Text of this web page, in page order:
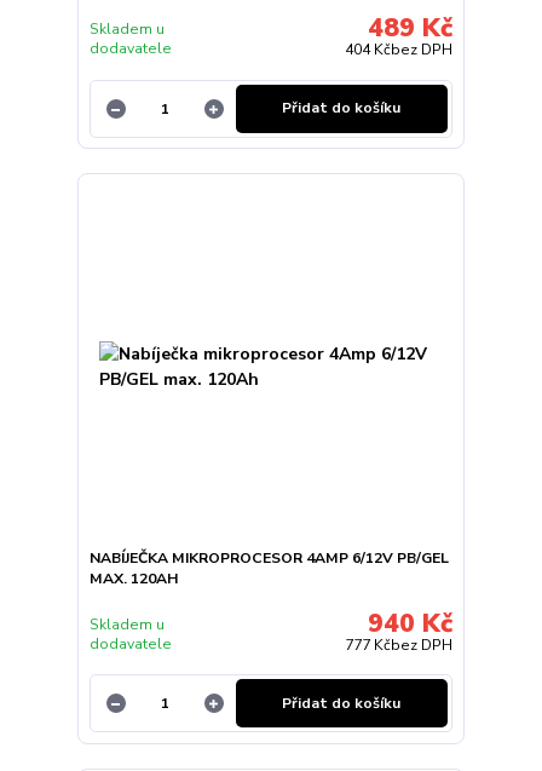
489 Kč
404 Kčbez DPH
Skladem u
dodavatele
Přidat do košíku
NABÍJEČKA MIKROPROCESOR 4AMP 6/12V PB/GEL
MAX. 120AH
940 Kč
777 Kčbez DPH
Skladem u
dodavatele
Přidat do košíku